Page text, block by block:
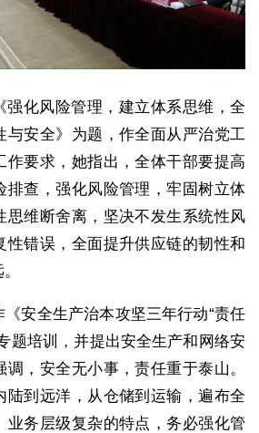
强化风险管理，建立体系思维，全
与安全》为题，作全面从严治党工
作要求，她指出，全体干部要提高
排查，强化风险管理，牢固树立体
思维断舍离，坚决不发生系统性风
性错误，全面提升供应链的韧性和
《安全生产治本攻坚三年行动“责任
题培训，并提出安全生产和网络安
，安全无小事，责任重于泰山。
陆到远洋，从仓储到运输，遍布全
业务层级复杂的特点，务必强化管